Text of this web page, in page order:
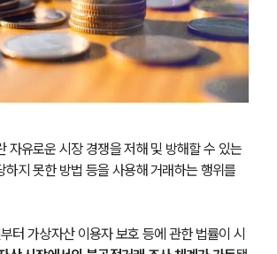
자유로운 시장 경쟁을 저해 및 방해할 수 있는
하지 못한 방법 등을 사용해 거래하는 행위를
터 가상자산 이용자 보호 등에 관한 법률이 시